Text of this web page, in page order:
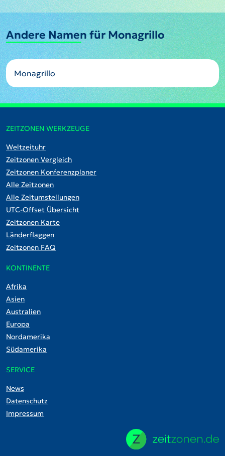
Andere Namen für Monagrillo
Monagrillo
ZEITZONEN WERKZEUGE
Weltzeituhr
Zeitzonen Vergleich
Zeitzonen Konferenzplaner
Alle Zeitzonen
Alle Zeitumstellungen
UTC-Offset Übersicht
Zeitzonen Karte
Länderflaggen
Zeitzonen FAQ
KONTINENTE
Afrika
Asien
Australien
Europa
Nordamerika
Südamerika
SERVICE
News
Datenschutz
Impressum